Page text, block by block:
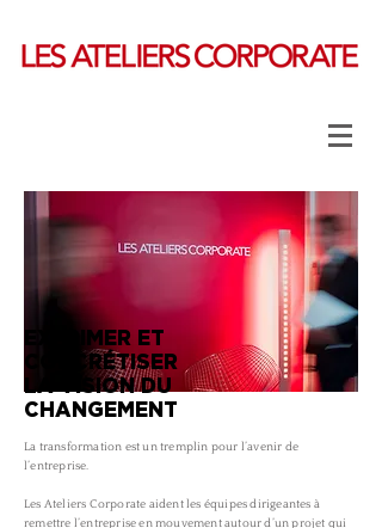
EXPRIMER ET
CONCRÉTISER
LA VISION DU
CHANGEMENT
La transformation est un tremplin pour l’avenir de
l’entreprise.
Les Ateliers Corporate aident les équipes dirigeantes à
remettre l’entreprise en mouvement autour d’un projet qui